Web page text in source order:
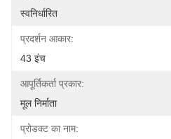
स्वनिर्धारित
प्रदर्शन आकार:
43 इंच
आपूर्तिकर्ता प्रकार:
मूल निर्माता
प्रोडक्ट का नाम: